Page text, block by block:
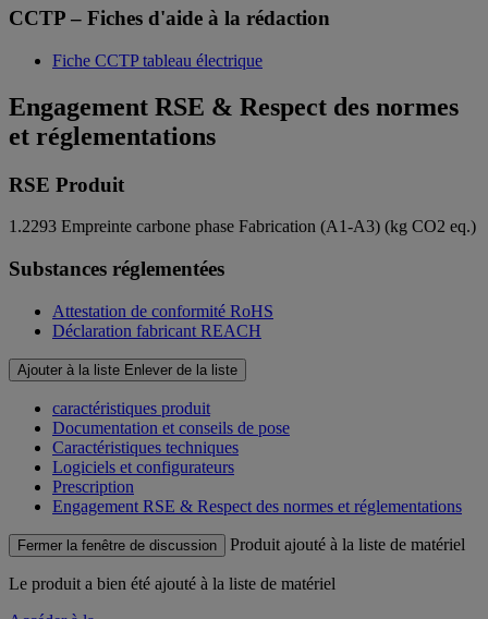
CCTP – Fiches d'aide à la rédaction
Fiche CCTP tableau électrique
Engagement RSE & Respect des normes
et réglementations
RSE Produit
1.2293 Empreinte carbone phase Fabrication (A1-A3) (kg CO2 eq.)
Substances réglementées
Attestation de conformité RoHS
Déclaration fabricant REACH
Ajouter à la liste Enlever de la liste
caractéristiques produit
Documentation et conseils de pose
Caractéristiques techniques
Logiciels et configurateurs
Prescription
Engagement RSE & Respect des normes et réglementations
Fermer la fenêtre de discussion Produit ajouté à la liste de matériel
Le produit a bien été ajouté à la liste de matériel